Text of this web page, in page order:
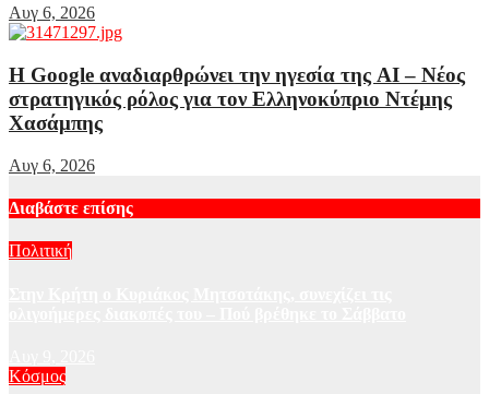
Αυγ 6, 2026
Η Google αναδιαρθρώνει την ηγεσία της AI – Νέος
στρατηγικός ρόλος για τον Ελληνοκύπριο Ντέμης
Χασάμπης
Αυγ 6, 2026
Διαβάστε επίσης
Πολιτική
Κόσμος